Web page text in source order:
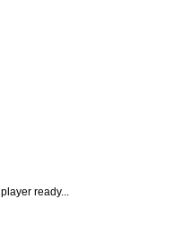
player ready...